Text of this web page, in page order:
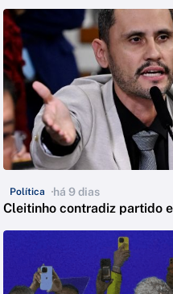
Política há 9 dias
Cleitinho contradiz partido